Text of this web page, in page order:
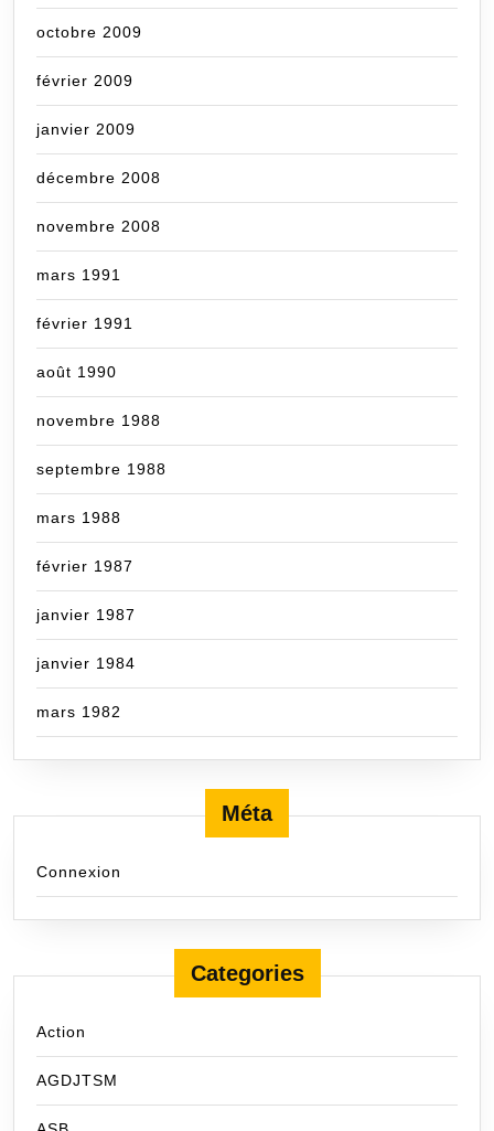
octobre 2009
février 2009
janvier 2009
décembre 2008
novembre 2008
mars 1991
février 1991
août 1990
novembre 1988
septembre 1988
mars 1988
février 1987
janvier 1987
janvier 1984
mars 1982
Méta
Connexion
Categories
Action
AGDJTSM